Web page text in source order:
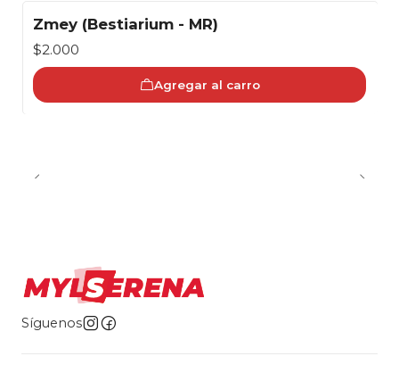
Zmey (Bestiarium - MR)
$2.000
Agregar al carro
Síguenos